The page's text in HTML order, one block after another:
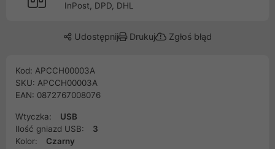
InPost, DPD, DHL
Udostępnij Drukuj Zgłoś błąd
Kod: APCCH00003A
SKU: APCCH00003A
EAN: 0872767008076
Wtyczka:
USB
Ilość gniazd USB:
3
Kolor:
Czarny